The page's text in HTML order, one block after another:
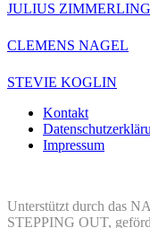
JULIUS ZIMMERLING
CLEMENS NAGEL
STEVIE KOGLIN
Kontakt
Impressum
Unterstützt durch das
STEPPING OUT,